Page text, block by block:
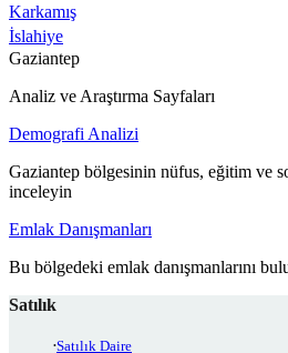
Karkamış
İslahiye
Gaziantep
Analiz ve Araştırma Sayfaları
Demografi Analizi
Gaziantep bölgesinin nüfus, eğitim ve
inceleyin
Emlak Danışmanları
Bu bölgedeki emlak danışmanlarını
Satılık
Satılık Daire